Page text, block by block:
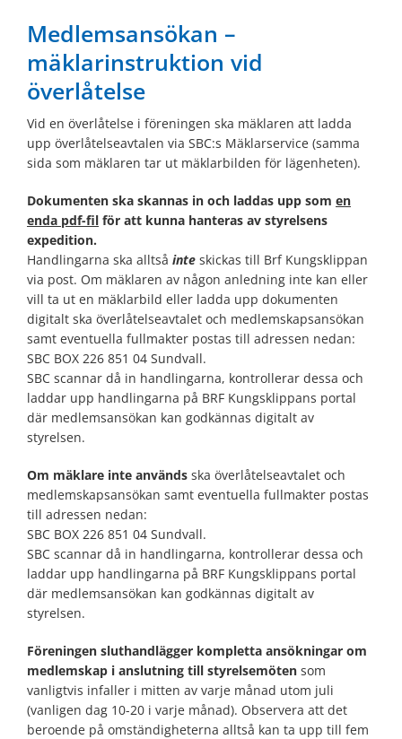
Medlemsansökan –
mäklarinstruktion vid
överlåtelse
Vid en överlåtelse i föreningen ska mäklaren att ladda
upp överlåtelseavtalen via SBC:s Mäklarservice (samma
sida som mäklaren tar ut mäklarbilden för lägenheten).
Dokumenten ska skannas in och laddas upp som en
enda pdf-fil för att kunna hanteras av styrelsens
expedition.
Handlingarna ska alltså inte skickas till Brf Kungsklippan
via post. Om mäklaren av någon anledning inte kan eller
vill ta ut en mäklarbild eller ladda upp dokumenten
digitalt ska överlåtelseavtalet och medlemskapsansökan
samt eventuella fullmakter postas till adressen nedan:
SBC BOX 226 851 04 Sundvall.
SBC scannar då in handlingarna, kontrollerar dessa och
laddar upp handlingarna på BRF Kungsklippans portal
där medlemsansökan kan godkännas digitalt av
styrelsen.
Om mäklare inte används ska överlåtelseavtalet och
medlemskapsansökan samt eventuella fullmakter postas
till adressen nedan:
SBC BOX 226 851 04 Sundvall.
SBC scannar då in handlingarna, kontrollerar dessa och
laddar upp handlingarna på BRF Kungsklippans portal
där medlemsansökan kan godkännas digitalt av
styrelsen.
Föreningen sluthandlägger kompletta ansökningar om
medlemskap i anslutning till styrelsemöten som
vanligtvis infaller i mitten av varje månad utom juli
(vanligen dag 10-20 i varje månad). Observera att det
beroende på omständigheterna alltså kan ta upp till fem